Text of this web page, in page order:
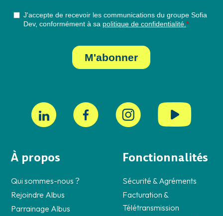
À propos
Qui sommes-nous ?
Rejoindre Albus
Parrainage Albus
Fonctionnalités
Sécurité & Agréments
Facturation &
Télétransmission